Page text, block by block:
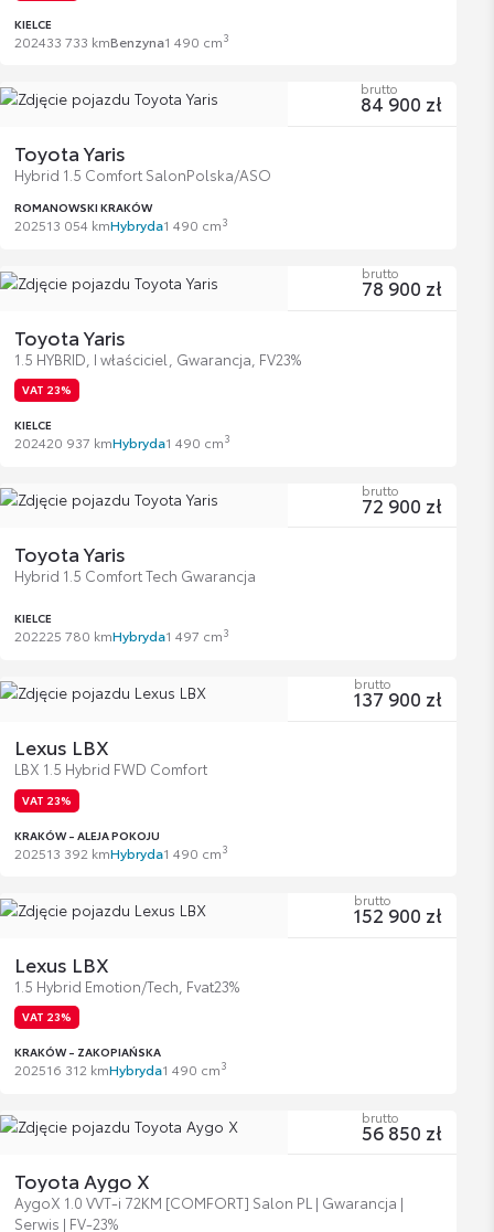
KIELCE
202433 733 kmBenzyna1 490 cm3
Toyota Yaris
Hybrid 1.5 Comfort SalonPolska/ASO
ROMANOWSKI KRAKÓW
202513 054 kmHybryda1 490 cm3
brutto
84 900 zł
Toyota Yaris
1.5 HYBRID, I właściciel, Gwarancja, FV23%
VAT 23%
KIELCE
202420 937 kmHybryda1 490 cm3
brutto
78 900 zł
Toyota Yaris
Hybrid 1.5 Comfort Tech Gwarancja
KIELCE
202225 780 kmHybryda1 497 cm3
brutto
72 900 zł
Lexus LBX
LBX 1.5 Hybrid FWD Comfort
VAT 23%
KRAKÓW - ALEJA POKOJU
202513 392 kmHybryda1 490 cm3
brutto
137 900 zł
Lexus LBX
1.5 Hybrid Emotion/Tech, Fvat23%
VAT 23%
KRAKÓW - ZAKOPIAŃSKA
202516 312 kmHybryda1 490 cm3
brutto
152 900 zł
Toyota Aygo X
AygoX 1.0 VVT-i 72KM [COMFORT] Salon PL | Gwarancja |
Serwis | FV-23%
brutto
56 850 zł